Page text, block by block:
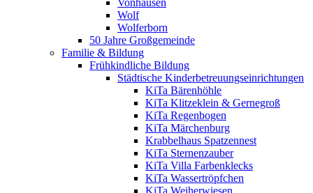
Vonhausen
Wolf
Wolferborn
50 Jahre Großgemeinde
Familie & Bildung
Frühkindliche Bildung
Städtische Kinderbetreuungseinrichtungen
KiTa Bärenhöhle
KiTa Klitzeklein & Gernegroß
KiTa Regenbogen
KiTa Märchenburg
Krabbelhaus Spatzennest
KiTa Sternenzauber
KiTa Villa Farbenklecks
KiTa Wassertröpfchen
KiTa Weiherwiesen